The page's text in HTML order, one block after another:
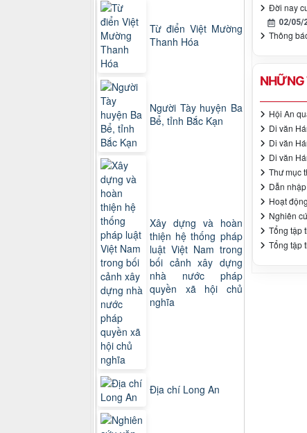
Đời nay
02/05/
Thông
NHỮNG
Hội An
Di văn
Di văn
Di văn
Thư mục
Dẫn
Hoạt
Nghiên
Tổng tập
Tổng tập
Từ điển Việt Mường
Thanh Hóa
Người Tày huyện Ba
Bể, tỉnh Bắc Kạn
Xây dựng và hoàn
thiện hệ thống pháp
luật Việt Nam trong
bối cảnh xây dựng
nhà nước pháp
quyền xã hội chủ
nghĩa
Địa chí Long An